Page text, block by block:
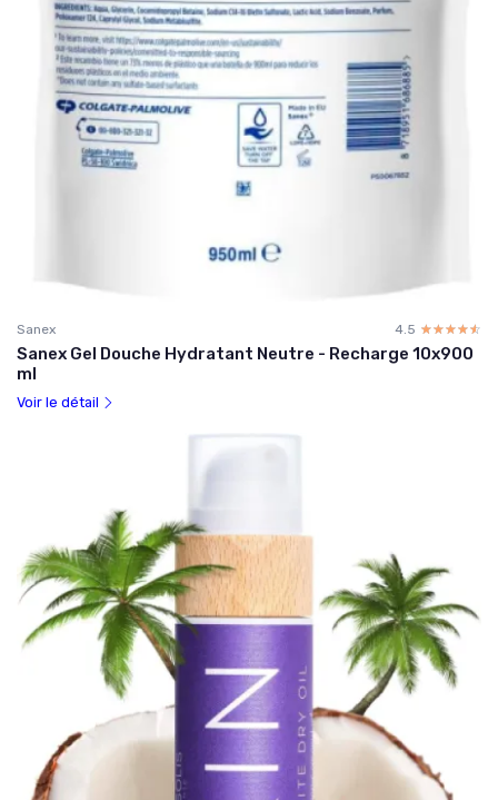
Sanex 4.5 ☆☆☆☆☆
★★★★★
Sanex Gel Douche Hydratant Neutre - Recharge 10x900
ml
Voir le détail